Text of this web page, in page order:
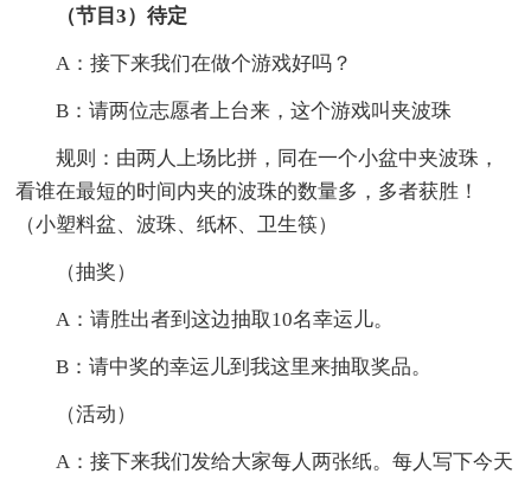
（节目3）待定
A：接下来我们在做个游戏好吗？
B：请两位志愿者上台来，这个游戏叫夹波珠
规则：由两人上场比拼，同在一个小盆中夹波珠，
看谁在最短的时间内夹的波珠的数量多，多者获胜！
（小塑料盆、波珠、纸杯、卫生筷）
（抽奖）
A：请胜出者到这边抽取10名幸运儿。
B：请中奖的幸运儿到我这里来抽取奖品。
（活动）
A：接下来我们发给大家每人两张纸。每人写下今天